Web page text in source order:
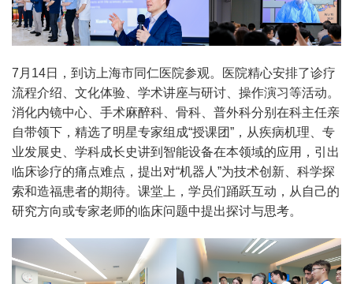
7月14日，到访上海市同仁医院参观。医院精心安排了诊疗
流程介绍、文化体验、学术讲座与研讨、操作演习等活动。
消化内镜中心、手术麻醉科、骨科、普外科分别在科主任亲
自带领下，精选了明星专家组成“授课团”，从疾病机理、专
业发展史、学科成长史讲到智能设备在本领域的应用，引出
临床诊疗的痛点难点，提出对“机器人”为技术创新、科学探
索和造福患者的期待。课堂上，学员们踊跃互动，从自己的
研究方向或专家老师的临床问题中提出探讨与思考。